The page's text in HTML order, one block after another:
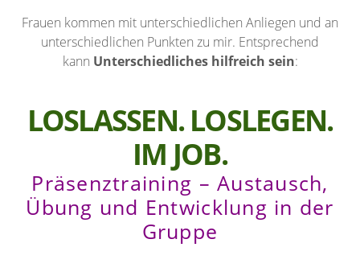
Frauen kommen mit unterschiedlichen Anliegen und an
unterschiedlichen Punkten zu mir. Entsprechend
kann Unterschiedliches hilfreich sein:
LOSLASSEN. LOSLEGEN.
IM JOB.
Präsenztraining – Austausch,
Übung und Entwicklung in der
Gruppe